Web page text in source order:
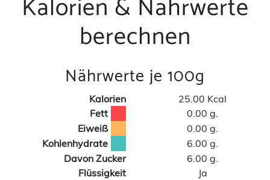
Kalorien & Nährwerte
berechnen
Nährwerte je 100g
Kalorien
25.00 Kcal
Fett
0.00 g.
Eiweiß
0.00 g.
Kohlenhydrate
6.00 g.
Davon Zucker
6.00 g.
Flüssigkeit
Ja